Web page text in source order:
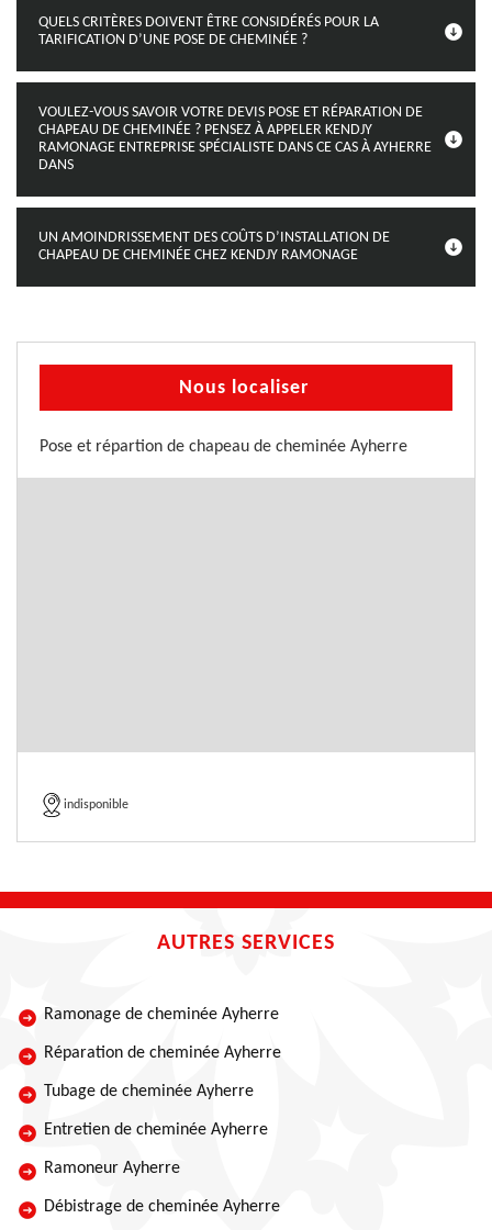
QUELS CRITÈRES DOIVENT ÊTRE CONSIDÉRÉS POUR LA
TARIFICATION D’UNE POSE DE CHEMINÉE ?
VOULEZ-VOUS SAVOIR VOTRE DEVIS POSE ET RÉPARATION DE
CHAPEAU DE CHEMINÉE ? PENSEZ À APPELER KENDJY
RAMONAGE ENTREPRISE SPÉCIALISTE DANS CE CAS À AYHERRE
DANS
UN AMOINDRISSEMENT DES COÛTS D’INSTALLATION DE
CHAPEAU DE CHEMINÉE CHEZ KENDJY RAMONAGE
Nous localiser
Pose et répartion de chapeau de cheminée Ayherre
indisponible
AUTRES SERVICES
Ramonage de cheminée Ayherre
Réparation de cheminée Ayherre
Tubage de cheminée Ayherre
Entretien de cheminée Ayherre
Ramoneur Ayherre
Débistrage de cheminée Ayherre